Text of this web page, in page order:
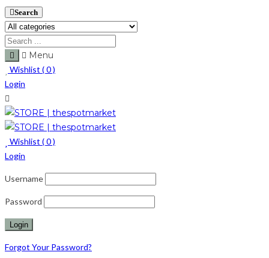
Search
Menu
Wishlist (0)
Login
Wishlist (0)
Login
Username
Password
Forgot Your Password?